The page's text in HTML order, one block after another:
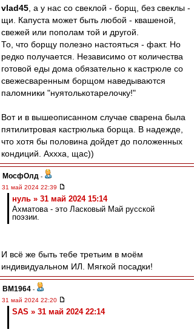
vlad45 , а у нас со свеклой - борщ, без свеклы -
щи. Капуста может быть любой - квашеной,
свежей или пополам той и другой.
То, что борщу полезно настояться - факт. Но
редко получается. Независимо от количества
готовой еды дома обязательно к кастрюле со
свежесваренным борщом наведываются
паломники "нуятолькотарелочку!"
Вот и в вышеописанном случае сварена была
пятилитровая кастрюлька борща. В надежде,
что хотя бы половина дойдет до положенных
кондиций. Аххха, щас))
МосфОлд -
31 май 2024 22:39
нуль » 31 май 2024 15:14
Ахматова - это Ласковый Май русской
поэзии.
И всё же быть тебе третьим в моём
индивидуальном ИЛ. Мягкой посадки!
BM1964 -
31 май 2024 22:20
SAS » 31 май 2024 22:14